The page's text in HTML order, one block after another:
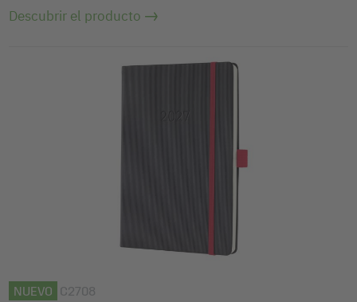
Descubrir el producto
NUEVO C2708